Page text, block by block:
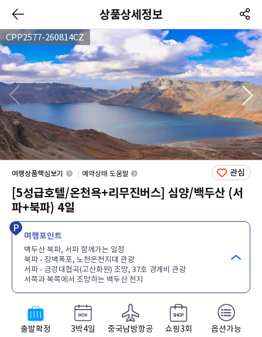
상품상세정보
CPP2577-260814CZ
여행상품핵심보기 예약상태 도움말
[5성급호텔/온천욕+리무진버스] 심양/백두산 (서
파+북파) 4일
여행포인트
백두산 북파, 서파 함께가는 일정
북파 - 장백폭포, 노천온천지대 관광
서파 - 금강대협곡(고산화원) 조망, 37호 경계비 관광
서쪽과 북쪽에서 조망하는 백두산 천지
출발확정 3박4일 중국남방항공 쇼핑3회 옵션가능
관심